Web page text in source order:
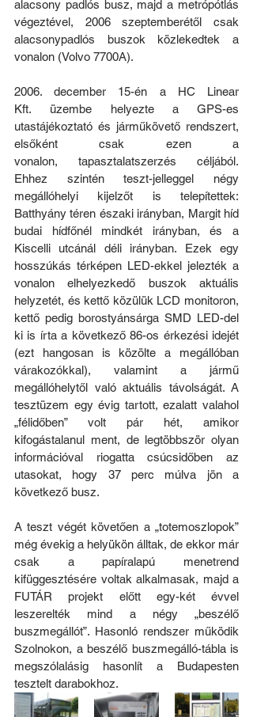
alacsony padlós busz, majd a metrópótlás
végeztével, 2006 szeptemberétől csak
alacsonypadlós buszok közlekedtek a
vonalon (Volvo 7700A).
2006. december 15-én a HC Linear
Kft. üzembe helyezte a GPS-es
utastájékoztató és járműkövető rendszert,
elsőként csak ezen a
vonalon, tapasztalatszerzés céljából.
Ehhez szintén teszt-jelleggel négy
megállóhelyi kijelzőt is telepítettek:
Batthyány téren északi irányban, Margit híd
budai hídfőnél mindkét irányban, és a
Kiscelli utcánál déli irányban. Ezek egy
hosszúkás térképen LED-ekkel jelezték a
vonalon elhelyezkedő buszok aktuális
helyzetét, és kettő közülük LCD monitoron,
kettő pedig borostyánsárga SMD LED-del
ki is írta a következő 86-os érkezési idejét
(ezt hangosan is közölte a megállóban
várakozókkal), valamint a jármű
megállóhelytől való aktuális távolságát. A
tesztüzem egy évig tartott, ezalatt valahol
„félidőben” volt pár hét, amikor
kifogástalanul ment, de legtöbbször olyan
információval riogatta csúcsidőben az
utasokat, hogy 37 perc múlva jön a
következő busz.
A teszt végét követően a „totemoszlopok”
még évekig a helyükön álltak, de ekkor már
csak a papíralapú menetrend
kifüggesztésére voltak alkalmasak, majd a
FUTÁR projekt előtt egy-két évvel
leszerelték mind a négy „beszélő
buszmegállót”. Hasonló rendszer működik
Szolnokon, a beszélő buszmegálló-tábla is
megszólalásig hasonlít a Budapesten
tesztelt darabokhoz.